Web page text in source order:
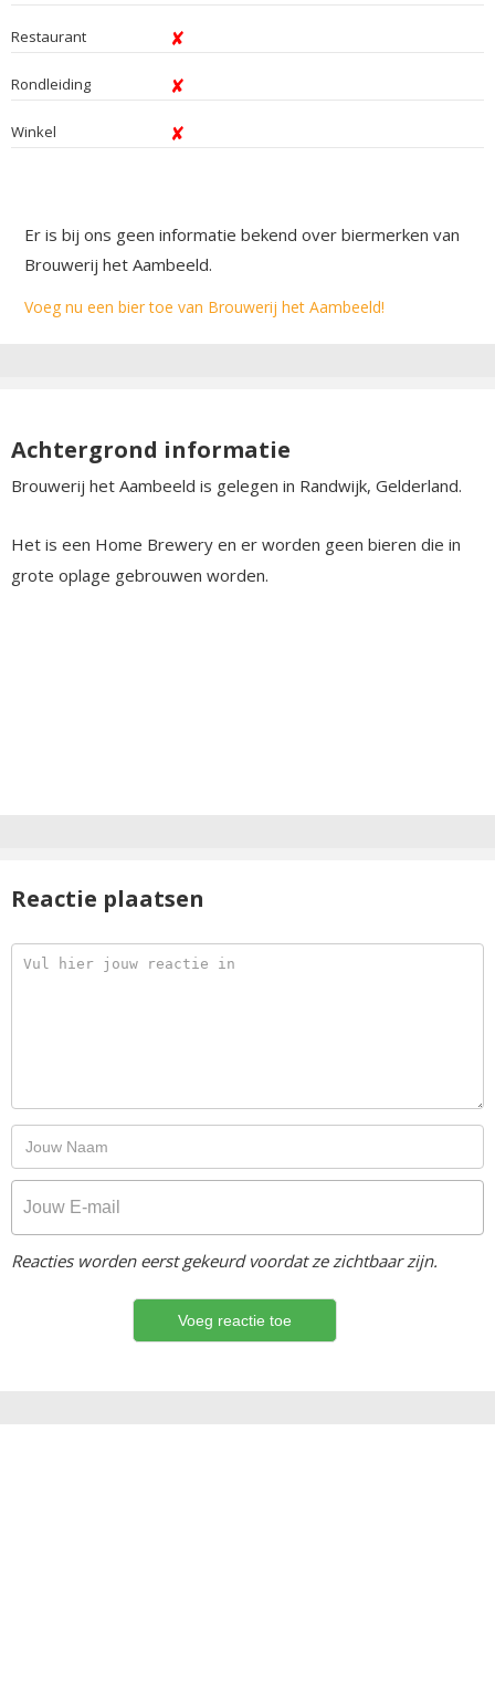
Restaurant
Rondleiding
Winkel
Er is bij ons geen informatie bekend over biermerken van
Brouwerij het Aambeeld.
Voeg nu een bier toe van Brouwerij het Aambeeld!
Achtergrond informatie
Brouwerij het Aambeeld is gelegen in Randwijk, Gelderland.
Het is een Home Brewery en er worden geen bieren die in
grote oplage gebrouwen worden.
Reactie plaatsen
Reacties worden eerst gekeurd voordat ze zichtbaar zijn.